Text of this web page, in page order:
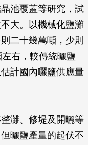
池覆蓋等研究，試
大。以機械化鹽灘
二十幾萬噸，少則
右，較傳統曬鹽
計國內曬鹽供應量
灘、修堤及開曬等
曬鹽產量的起伏不